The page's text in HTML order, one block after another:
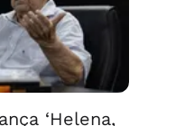
‘Helena,